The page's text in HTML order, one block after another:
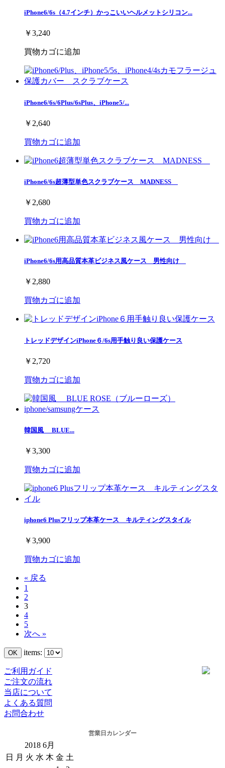
iPhone6/6s（4.7インチ）かっこいいヘルメットシリコン...
￥3,240
買物カゴに追加
iPhone6/6s/6Plus/6sPlus、iPhone5/...
￥2,640
買物カゴに追加
iPhone6/6s超薄型単色スクラブケース MADNESS
￥2,680
買物カゴに追加
iPhone6/6s用高品質本革ビジネス風ケース 男性向け
￥2,880
買物カゴに追加
トレッドデザインiPhone６/6s用手触り良い保護ケース
￥2,720
買物カゴに追加
韓国風 BLUE...
￥3,300
買物カゴに追加
iphone6 Plusフリップ本革ケース キルティングスタイル
￥3,900
買物カゴに追加
« 戻る
1
2
3
4
5
次へ »
items:
ご利用ガイド
ご注文の流れ
当店について
よくある質問
お問合わせ
営業日カレンダー
2018 6月
日 月 火 水 木 金 土